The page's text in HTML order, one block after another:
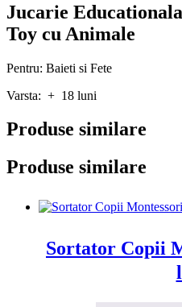
Jucarie
Toy cu Animale
Pentru: Baieti si Fete
Varsta: + 18 luni
Produse similare
Produse similare
Sortator Copii